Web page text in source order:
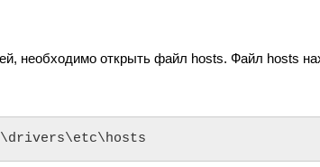
необходимо открыть файл hosts. Файл hosts